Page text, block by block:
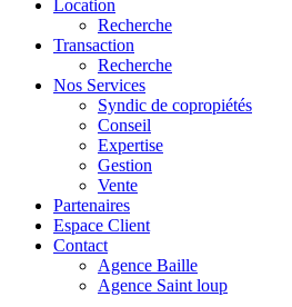
Location
Recherche
Transaction
Recherche
Nos Services
Syndic de copropiétés
Conseil
Expertise
Gestion
Vente
Partenaires
Espace Client
Contact
Agence Baille
Agence Saint loup